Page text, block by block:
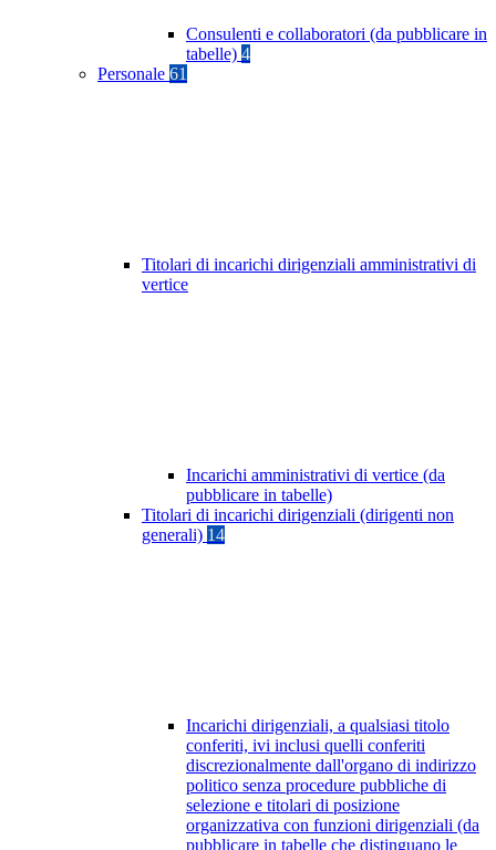
Consulenti e collaboratori (da pubblicare in
tabelle) 4
Personale 61
Titolari di incarichi dirigenziali amministrativi di
vertice
Incarichi amministrativi di vertice (da
pubblicare in tabelle)
Titolari di incarichi dirigenziali (dirigenti non
generali) 14
Incarichi dirigenziali, a qualsiasi titolo
conferiti, ivi inclusi quelli conferiti
discrezionalmente dall'organo di indirizzo
politico senza procedure pubbliche di
selezione e titolari di posizione
organizzativa con funzioni dirigenziali (da
pubblicare in tabelle che distinguano le